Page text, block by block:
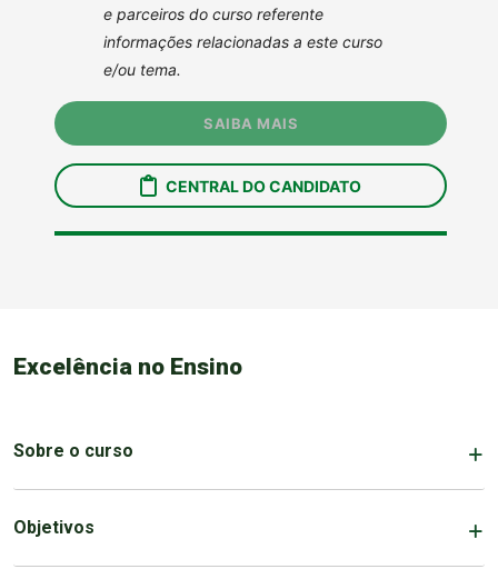
Excelência no Ensino
Sobre o curso
Objetivos